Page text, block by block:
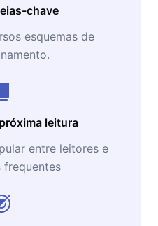
chave
esquemas de
leitura
entre leitores e
frequentes